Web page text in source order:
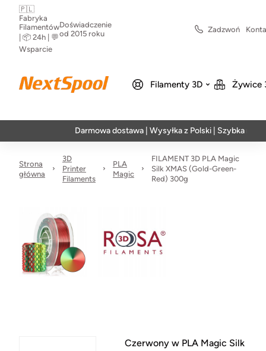
🇵🇱
Fabryka
Filamentów
| 📦 24h | 💬
Wsparcie
Doświadczenie
od 2015 roku
Zadzwoń
Filamenty 3D Żywice
Darmowa dostawa | Wysyłka z Polski | Szybka realizacja w
Strona
główna
3D
Printer
Filaments
PLA
Magic
FILAMENT 3D PLA Magic
Silk XMAS (Gold-Green-
Red) 300g
Czerwony w PLA Magic Silk